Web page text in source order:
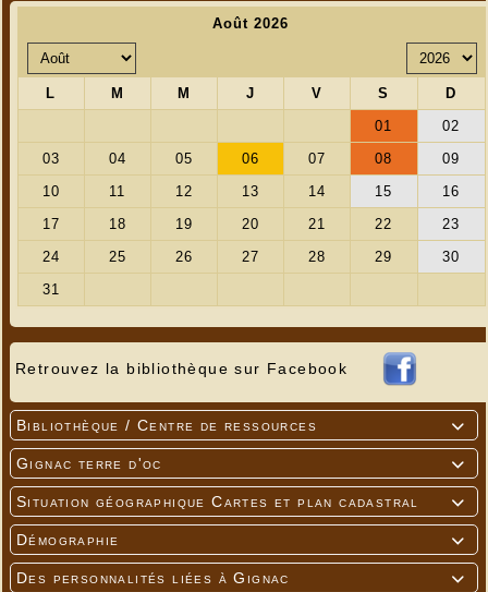
Retrouvez la bibliothèque sur Facebook

Bibliothèque / Centre de ressources

Gignac terre d'oc

Situation géographique Cartes et plan cadastral

Démographie

Des personnalités liées à Gignac